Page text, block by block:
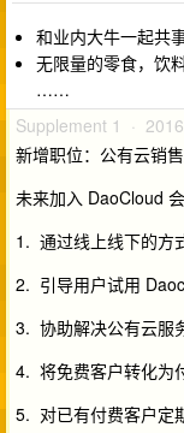
和业内大牛一起共
无限量的零食，饮
……
Supplement 1 ·
新增职位：公有云销
未来加入 DaoCloud 会
1. 通过线上线下的方
2. 引导用户试用
3. 协助解决公有云服
4. 将免费客户转化为
5. 对已有付费客户定